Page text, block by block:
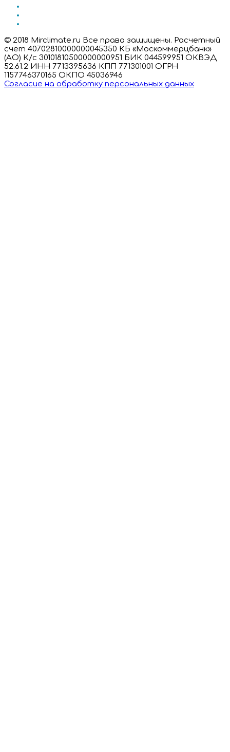
© 2018 Mirclimate.ru Все права защищены. Расчетный
счет 40702810000000045350 КБ «Москоммерцбанк»
(АО) К/с 30101810500000000951 БИК 044599951 ОКВЭД
52.61.2 ИНН 7713395636 КПП 771301001 ОГРН
1157746370165 ОКПО 45036946
Согласие на обработку персональных данных